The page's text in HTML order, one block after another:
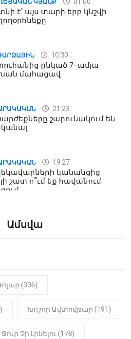
ԿՅԱՆՔ 01:00
է՝ այս տարի երբ կնշվի
10:30
ընկած 7-ամյա
մահացավ
21:23
շարունակում են
19:27
կանանցից
շատ ո՞ւմ եք հավանում.
Մոսկվա օդшնավի մեջ
Ամսվա
(306)
Խոշոր Ավտովթար (191)
Ջուր Չի Լինելու (178)